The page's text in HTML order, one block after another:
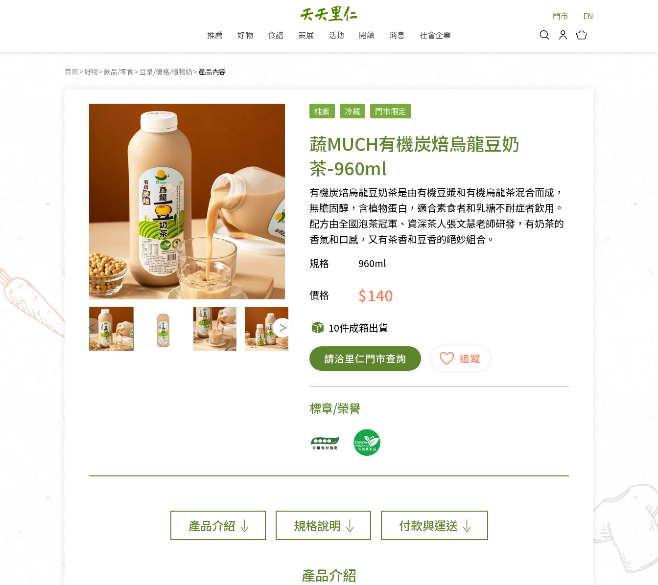
門市 EN
登入/註冊
推薦
好康優惠
8月快閃商品優惠
中秋禮盒預購
7月惜福愛物
6月快閃商品-好評延長優惠
傳承經典優惠
文化好書優惠
超值好物特惠
熱銷人氣產品推薦
經典必買推薦
史瓦帝尼文化節
好物
米麵/調理食材
豆麥雜糧種子
飲品/零食
果汁/醋飲/飲料
茶/咖啡/花果茶
沖調飲/穀麥片
蜂蜜/椰奶
休閒零食
堅果/果乾
糖果/巧克力
熟食料理/調理包
包子饅頭/麵點
粽子/蘿蔔糕/年糕
素鬆/醬菜
甜品/冰品
麵包/糕點
養身食品/飲品
中藥食材/調理包
酵素
廚房用具/家電/家飾
個人清潔保養
臉部清潔/保養
臉部彩妝
牙膏/牙刷/漱口水
洗髮/潤髮/染髮
身體清潔/保養
個人用品
衣飾鞋包
女裝
女內著居家
毛巾/浴巾/手帕
帽/口罩/配件/包包
嬰幼/兒童
圖書/宗教文物
佛儒書籍
供具/修持用品
寵物專區
食譜
不限類別 主食 沙拉 點心
湯品
策展
「里仁誠食市集」永續新體驗
綠色保育-我們的田, 牠們的家
里仁「史瓦帝尼文化節」
活動
產品推薦
閱讀
專題文章
食品與廠商
用品與廠商
土地與生態
蔬食營養力
生活提案
共好行動
里仁的努力
減塑微革命
少或無添加
永續飲食
消息
里仁新訊
分店動態
淨塑行動
生態保育
獲獎肯定
聯名合作
社會企業
品牌故事
產品/有機蔬果把關
加入會員
人才招募 門市資訊
首頁 好物 飲品/零食 豆漿/優格/植物奶 目前頁面：
產品內容
純素 冷藏 門市限定
蔬MUCH有機炭焙烏龍豆奶
茶-960ml
有機炭焙烏龍豆奶茶是由有機豆漿和有機烏龍茶混合而成，
無膽固醇，含植物蛋白，適合素食者和乳糖不耐症者飲用。
配方由全國泡茶冠軍、資深茶人張文慧老師研發，有奶茶的
香氣和口感，又有茶香和豆香的絕妙組合。
規格
960ml
價格 $140
10件成箱出貨
請洽里仁門市查詢
標章/榮譽
產品介紹 規格說明 付款與運送
產品介紹